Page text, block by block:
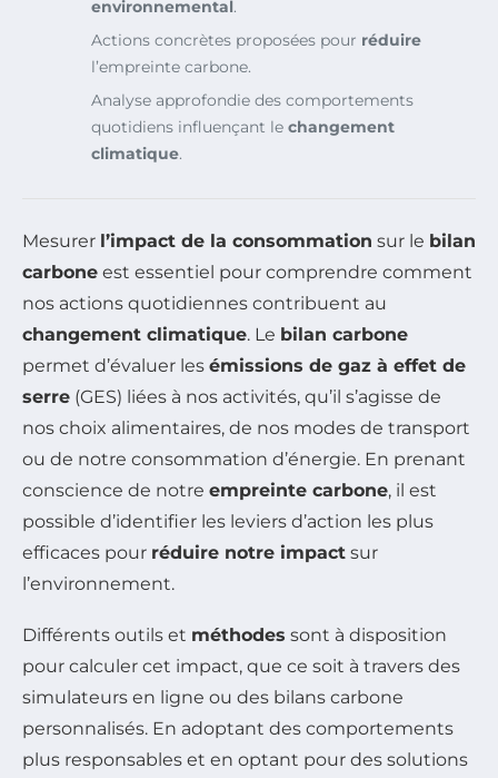
environnemental.
Actions concrètes proposées pour réduire
l’empreinte carbone.
Analyse approfondie des comportements
quotidiens influençant le changement
climatique.
Mesurer l’impact de la consommation sur le bilan
carbone est essentiel pour comprendre comment
nos actions quotidiennes contribuent au
changement climatique. Le bilan carbone
permet d’évaluer les émissions de gaz à effet de
serre (GES) liées à nos activités, qu’il s’agisse de
nos choix alimentaires, de nos modes de transport
ou de notre consommation d’énergie. En prenant
conscience de notre empreinte carbone, il est
possible d’identifier les leviers d’action les plus
efficaces pour réduire notre impact sur
l’environnement.
Différents outils et méthodes sont à disposition
pour calculer cet impact, que ce soit à travers des
simulateurs en ligne ou des bilans carbone
personnalisés. En adoptant des comportements
plus responsables et en optant pour des solutions